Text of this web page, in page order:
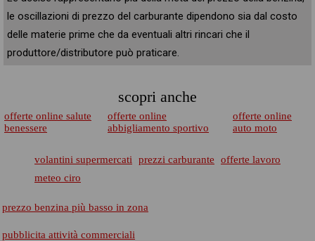
le oscillazioni di prezzo del carburante dipendono sia dal costo
delle materie prime che da eventuali altri rincari che il
produttore/distributore può praticare.
scopri anche
offerte online salute
benessere
offerte online
abbigliamento sportivo
offerte online
auto moto
volantini supermercati prezzi carburante
offerte lavoro
meteo ciro
prezzo benzina più basso in zona
pubblicita attività commerciali